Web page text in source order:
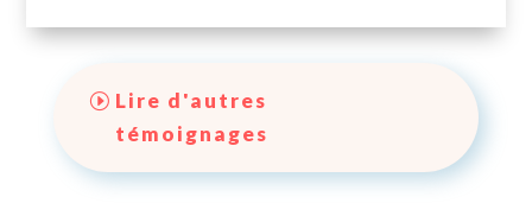
Lire d'autres
témoignages